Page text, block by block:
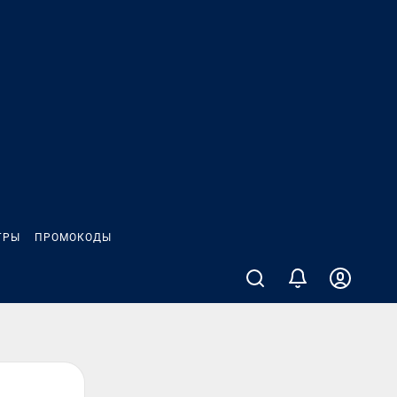
ПРОМОКОДЫ